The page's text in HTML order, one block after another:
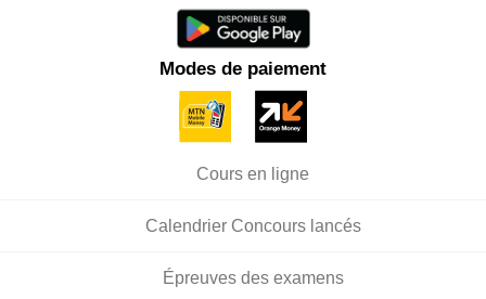
Modes de paiement
Cours en ligne
Calendrier Concours lancés
Épreuves des examens